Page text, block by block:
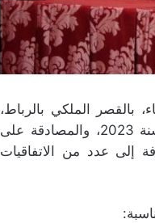
بالقصر الملكي بالرباط،
مجلسا وزاريا، خصص للتداول في التوجهات العامة لمشروع قانون المالية برسم سنة 2023، والمصادقة على
إلى عدد من الاتفاقيات